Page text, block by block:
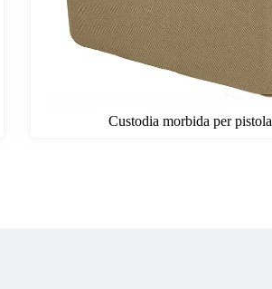
Custodia morbida per pistola